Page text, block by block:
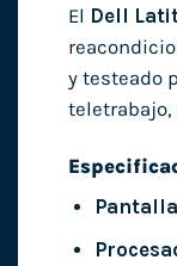
El Dell
y testeado
teletrabajo,